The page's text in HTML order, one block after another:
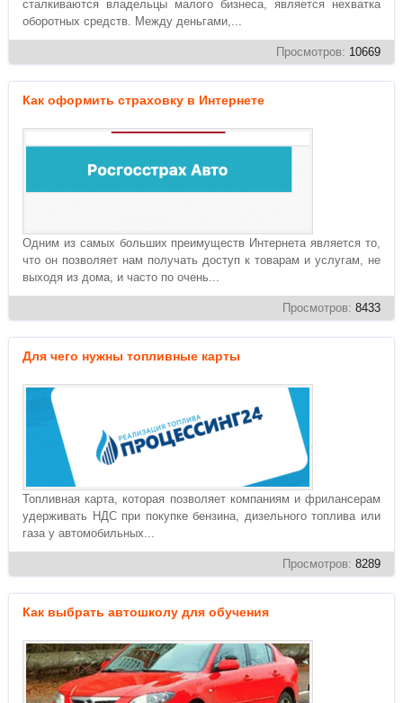
сталкиваются владельцы малого бизнеса, является нехватка
оборотных средств. Между деньгами,...
Просмотров: 10669
Как оформить страховку в Интернете
Одним из самых больших преимуществ Интернета является то,
что он позволяет нам получать доступ к товарам и услугам, не
выходя из дома, и часто по очень...
Просмотров: 8433
Для чего нужны топливные карты
Топливная карта, которая позволяет компаниям и фрилансерам
удерживать НДС при покупке бензина, дизельного топлива или
газа у автомобильных...
Просмотров: 8289
Как выбрать автошколу для обучения